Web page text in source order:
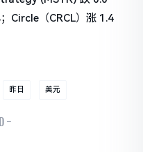
Circle（CRCL）涨 1.4
昨日 美元
-